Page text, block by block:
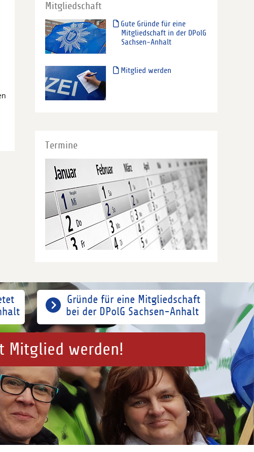
Mitgliedschaft
Gute Gründe für eine
Mitgliedschaft in der DPolG
Sachsen-Anhalt
Mitglied werden
Termine
Gründe für eine Mitgliedschaft
bei der DPolG Sachsen-Anhalt
Mitglied werden!